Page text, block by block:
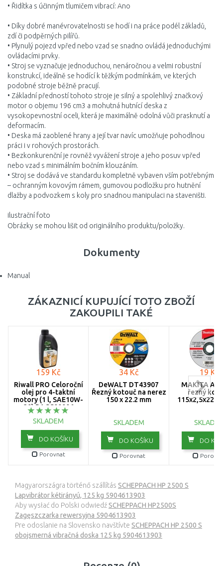
• Řidítka s účinným tlumičem vibrací: Ano
• Díky dobré manévrovatelnosti se hodí i na práce podél základů,
zdí či podpěrných pilířů.
• Plynulý pojezd vpřed nebo vzad se snadno ovládá jednoduchými
ovládacími prvky.
• Stroj se vyznačuje jednoduchou, nenáročnou a velmi robustní
konstrukcí, ideálně se hodící k těžkým podmínkám, ve kterých
podobné stroje běžně pracují.
• Základní předností tohoto stroje je silný a spolehlivý značkový
motor o objemu 196 cm3 a mohutná hutnící deska z
vysokopevnostní oceli, která je maximálně odolná vůči prasknutí a
deformacím.
• Deska má zaoblené hrany a její tvar navíc umožňuje pohodlnou
práci i v rohových prostorách.
• Bezkonkurenční je rovněž vyvážení stroje a jeho posuv vpřed
nebo vzad s minimálním bočním klouzáním.
• Stroj se dodává ve standardu kompletně vybaven vším potřebným
– ochranným kovovým rámem, gumovou podložku pro hutnění
dlažby a podvozkem s koly pro snadnou manipulaci na staveništi.
ilustrační foto
Obrázky se mohou lišit od originálního produktu/položky.
Dokumenty
Manual
ZÁKAZNICÍ KUPUJÍCÍ TOTO ZBOŽÍ
ZAKOUPILI TAKÉ
159 Kč
Riwall PRO Celoroční
olej pro 4-taktní
motory (1 l, SAE10W-
30) RACC00006
SKLADEM
DO KOŠÍKU
Porovnat
34 Kč
DeWALT DT43907
Řezný kotouč na nerez
150 x 22.2 mm
SKLADEM
DO KOŠÍKU
Porovnat
19 Kč
MAKITA A-
řezný
DO
Magyarországra történő szállítás SCHEPPACH HP 2500 S
Lapvibrátor kétirányú, 125 kg 5904613903
Aby wysłać do Polski odwiedź SCHEPPACH HP2500S
Zagęszczarka rewersyjna 5904613903
Pre odoslanie na Slovensko navštívte SCHEPPACH HP 2500 S
obojsmerná vibračná doska 125 kg 5904613903